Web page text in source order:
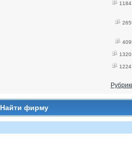
Найти фирму